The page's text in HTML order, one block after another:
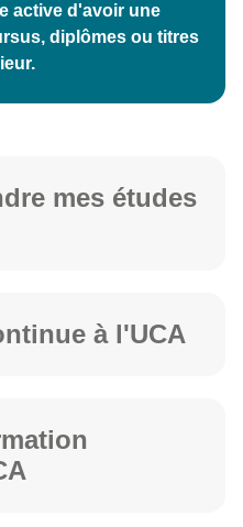
active d'avoir une
diplômes ou titres
mes études
à l'UCA